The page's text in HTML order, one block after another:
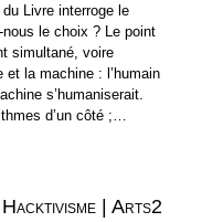
Livre interroge le
le choix ? Le point
simultané, voire
et la machine : l’humain
s’humaniserait.
d’un côté ;…
| Arts2